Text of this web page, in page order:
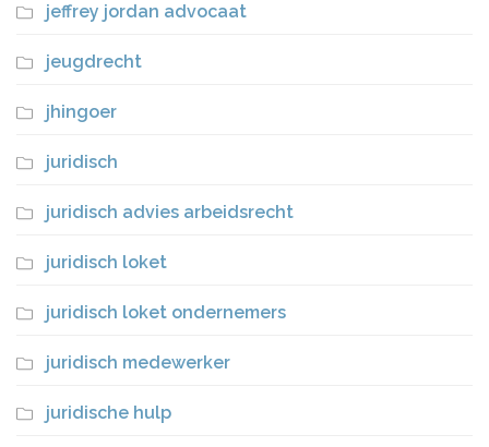
jeffrey jordan advocaat
jeugdrecht
jhingoer
juridisch
juridisch advies arbeidsrecht
juridisch loket
juridisch loket ondernemers
juridisch medewerker
juridische hulp